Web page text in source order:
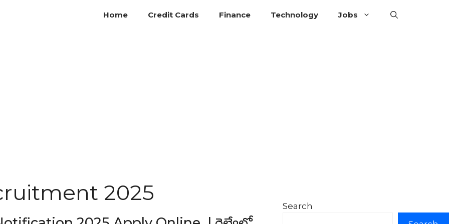
Home Credit Cards Finance Technology Jobs
2025
Search